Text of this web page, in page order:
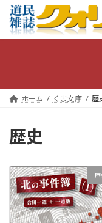
ン
キ
ー
に
ホーム くま文庫 歴
歴史
歴